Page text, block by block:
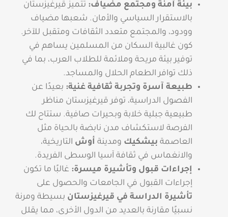
بيئة آمنة ومجتمع مضياف: تتميز قيرغيزستان
بالاستقرار السياسي والأمان. شعبها مضياف
وودود، والمجتمع متعدد الثقافات ومتقبل للآخر.
كون غالبية السكان من المسلمين يساهم في
توفير بيئة مريحة وملائمة للطلاب العرب، بما في
ذلك توافر الطعام الحلال والمساجد.
طبيعة آسرة وتجربة ثقافية غنية: بعيدًا عن
الفصول الدراسية، توفر قيرغيزستان مناظر
طبيعية جبلية خلابة وبحيرات صافية. ستتاح لك
الفرصة لاستكشاف مدن نابضة بالحياة مثل
العاصمة بيشكيك ومدينة أوش التاريخية،
والانغماس في ثقافة آسيا الوسطى الفريدة.
إجراءات قبول وتأشيرة ميسرة: غالبًا ما تكون
إجراءات القبول في الجامعات والحصول على
تأشيرة الدراسة في قيرغيزستان بسيطة ومرنة
نسبيًا مقارنة بالعديد من الدول الأخرى، مما يقلل